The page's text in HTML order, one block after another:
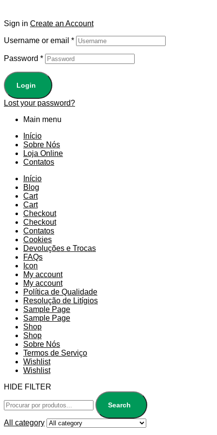
Sign in Create an Account
Username or email *
Password *
Login
Lost your password?
Main menu
Início
Sobre Nós
Loja Online
Contatos
Início
Blog
Cart
Cart
Checkout
Checkout
Contatos
Cookies
Devoluções e Trocas
FAQs
Icon
My account
My account
Política de Qualidade
Resolução de Litígios
Sample Page
Sample Page
Shop
Shop
Sobre Nós
Termos de Serviço
Wishlist
Wishlist
HIDE FILTER
Search
All category